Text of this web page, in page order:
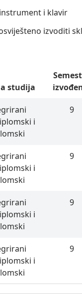
i klavir
izvoditi
studija
i
9
i
9
i
9
i
9